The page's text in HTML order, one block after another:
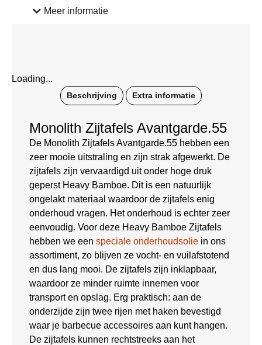
Meer informatie
Loading...
Beschrijving Extra informatie
Monolith Zijtafels Avantgarde.55
De Monolith Zijtafels Avantgarde.55 hebben een
zeer mooie uitstraling en zijn strak afgewerkt. De
zijtafels zijn vervaardigd uit onder hoge druk
geperst Heavy Bamboe. Dit is een natuurlijk
ongelakt materiaal waardoor de zijtafels enig
onderhoud vragen. Het onderhoud is echter zeer
eenvoudig. Voor deze Heavy Bamboe Zijtafels
hebben we een speciale onderhoudsolie in ons
assortiment, zo blijven ze vocht- en vuilafstotend
en dus lang mooi. De zijtafels zijn inklapbaar,
waardoor ze minder ruimte innemen voor
transport en opslag. Erg praktisch: aan de
onderzijde zijn twee rijen met haken bevestigd
waar je barbecue accessoires aan kunt hangen.
De zijtafels kunnen rechtstreeks aan het